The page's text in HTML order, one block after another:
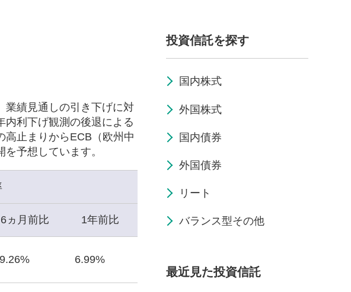
業績見通しの引き下げに対
内利下げ観測の後退による
高止まりからECB（欧州中
予想しています。
6ヵ月前比 1年前比
9.26% 6.99%
投資信託を探す
国内株式
外国株式
国内債券
外国債券
リート
バランス型その他
最近見た投資信託